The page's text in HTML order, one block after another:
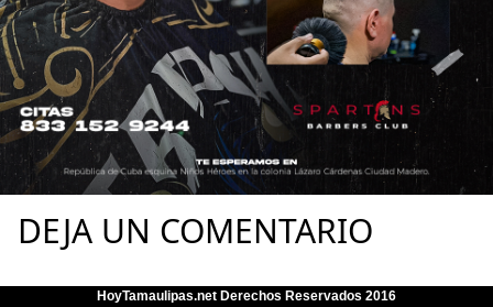
DEJA UN COMENTARIO
HoyTamaulipas.net Derechos Reservados 2016